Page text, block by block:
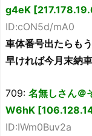
g4eK
ID:cON5d/mA0
車体番号出たらも
早ければ今月末納車
709: 名無しさん＠
W6hK
ID:IWm0Buv2a